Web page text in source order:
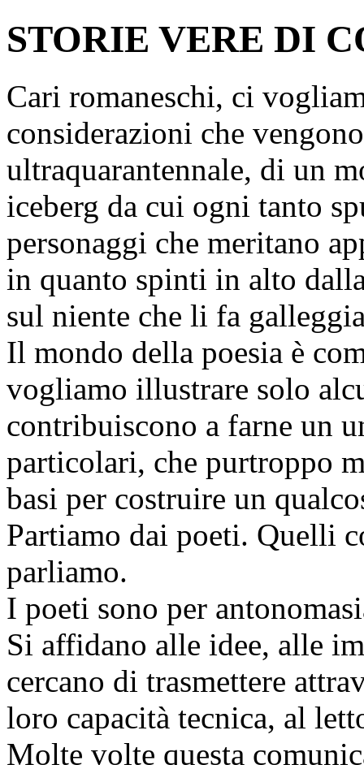
STORIE VERE DI
Cari romaneschi, ci
considerazioni che
ultraquarantennale, di un
iceberg da cui ogni tanto
personaggi che meritano
in quanto spinti in alto
sul niente che li fa
Il mondo della poesia è
vogliamo illustrare solo
contribuiscono a farne un
particolari, che purtroppo
basi per costruire un
Partiamo dai poeti. Quelli
parliamo.
I poeti sono per
Si affidano alle idee, alle
cercano di trasmettere
loro capacità tecnica, al
Molte volte questa